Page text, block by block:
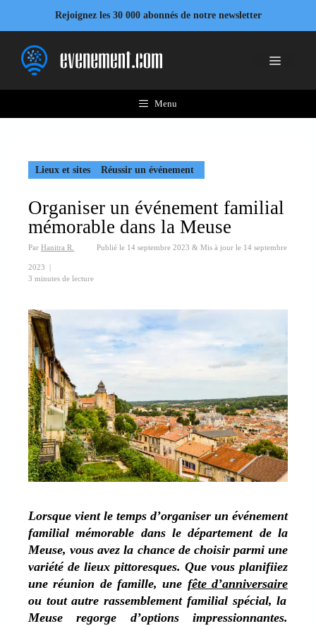
contenu
Rejoignez les 30 000 abonnés de notre newsletter
Menu
Menu
Lieux et sites Réussir un événement
Organiser un événement familial
mémorable dans la Meuse
Par Hanitra R. Publié le 14 septembre 2023 & Mis à jour le 14 septembre
2023 |
3 minutes de lecture
Lorsque vient le temps d’organiser un événement
familial mémorable dans le département de la
Meuse, vous avez la chance de choisir parmi une
variété de lieux pittoresques. Que vous planifiiez
une réunion de famille, une fête d’anniversaire
ou tout autre rassemblement familial spécial, la
Meuse regorge d’options impressionnantes.